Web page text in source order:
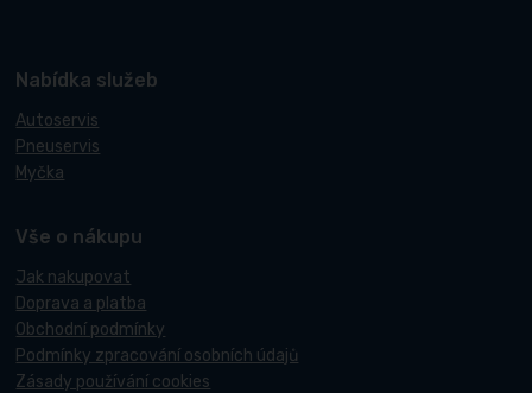
Nabídka služeb
Autoservis
Pneuservis
Myčka
Vše o nákupu
Jak nakupovat
Doprava a platba
Obchodní podmínky
Podmínky zpracování osobních údajů
Zásady používání cookies